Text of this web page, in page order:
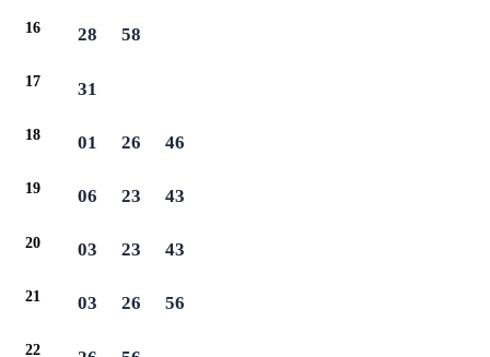
16 28 58
17 31
18 01 26 46
19 06 23 43
20 03 23 43
21 03 26 56
22